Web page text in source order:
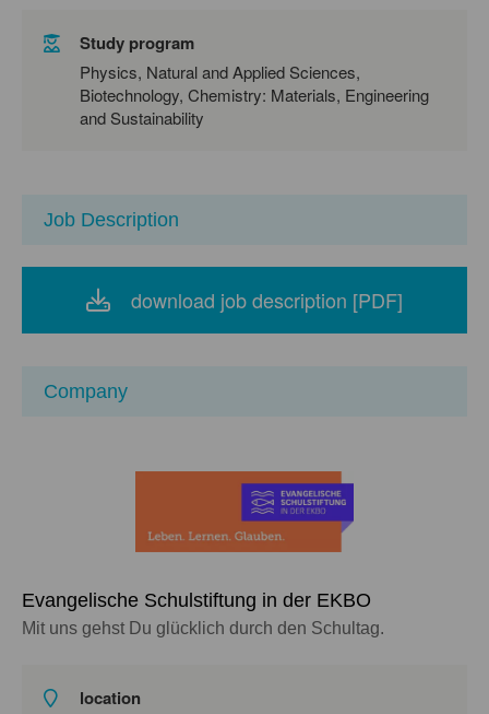
Study program
Physics, Natural and Applied Sciences,
Biotechnology, Chemistry: Materials, Engineering
and Sustainability
Job Description
download job description [PDF]
Company
Evangelische Schulstiftung in der EKBO
Mit uns gehst Du glücklich durch den Schultag.
location